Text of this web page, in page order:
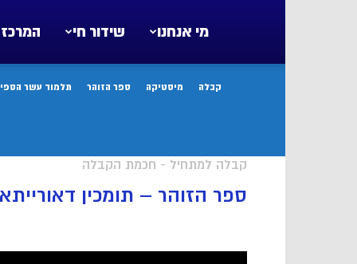
המרכז שידור חי מי אנחנו
קבלה מיסטיקה ספר הזוהר תלמוד עשר
קבלה למתחיל - חכמת הקבלה
ספר הזוהר – תומכין